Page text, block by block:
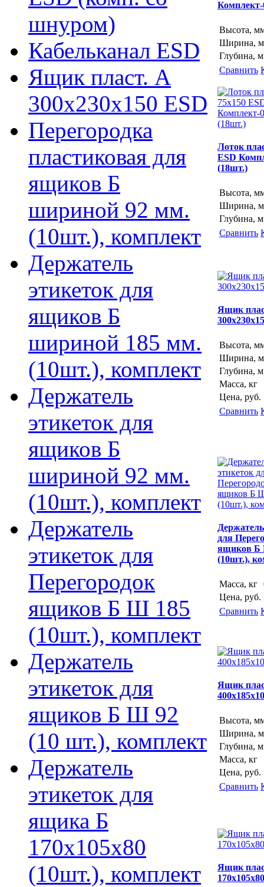
шнуром)
Кабельканал ESD
Ящик пласт. А
300х230х150 ESD
Перегородка
пластиковая для
ящиков Б
шириной 92 мм.
(10шт.), комплект
Держатель
этикеток для
ящиков Б
шириной 185 мм.
(10шт.), комплект
Держатель
этикеток для
ящиков Б
шириной 92 мм.
(10шт.), комплект
Держатель
этикеток для
Перегородок
ящиков Б Ш 185
(10шт.), комплект
Держатель
этикеток для
ящиков Б Ш 92
(10 шт.), комплект
Держатель
этикеток для
ящика Б
170х105х80
(10шт.), комплект
Высота,
Ширина,
Глубина,
Сравнить
Лоток
ESD
(18шт.)
Высота,
Ширина,
Глубина,
Сравнить
Ящик
Высота,
Ширина,
Глубина,
Масса, кг
Цена, руб.
Сравнить
для
ящиков Б
(10шт.),
Масса, кг
Цена, руб.
Сравнить
Ящик
Высота,
Ширина,
Глубина,
Масса, кг
Цена, руб.
Сравнить
Ящик